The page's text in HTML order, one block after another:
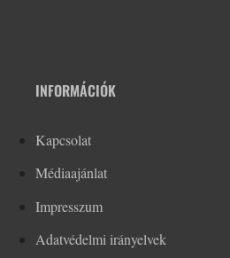
INFORMÁCIÓK
Kapcsolat
Médiaajánlat
Impresszum
Adatvédelmi irányelvek